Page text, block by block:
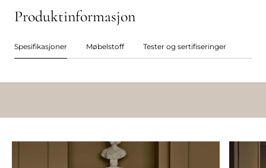
Produktinformasjon
Spesifikasjoner Møbelstoff Tester og sertifiseringer